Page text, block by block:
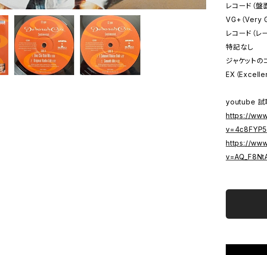
レコード（盤
VG+（Very
レコード（レ
特記なし
ジャケットの
EX（
youtube 試
https://
https://